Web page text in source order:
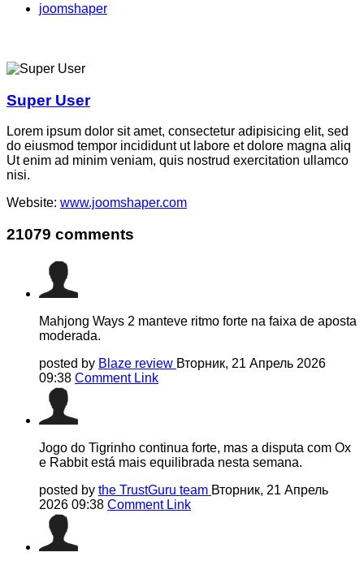
joomshaper
Super User
Lorem ipsum dolor sit amet, consectetur adipisicing elit, sed
do eiusmod tempor incididunt ut labore et dolore magna aliq
Ut enim ad minim veniam, quis nostrud exercitation ullamco
nisi.
Website: www.joomshaper.com
21079 comments
Mahjong Ways 2 manteve ritmo forte na faixa de aposta
moderada.
posted by Blaze review Вторник, 21 Апрель 2026
09:38 Comment Link
Jogo do Tigrinho continua forte, mas a disputa com Ox
e Rabbit está mais equilibrada nesta semana.
posted by the TrustGuru team Вторник, 21 Апрель
2026 09:38 Comment Link